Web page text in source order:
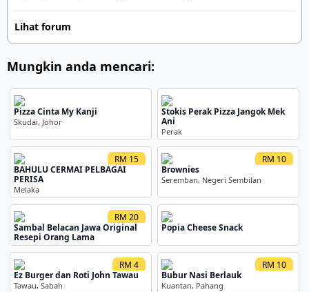
seperti yang saya perlukan. Kemudian saya run iklan di
FB untuk cari staff, baru run FB ADs RM60, berpuluh
Lihat forum
Mungkin anda mencari:
Pizza Cinta My Kanji
Skudai, Johor
Stokis Perak Pizza Jangok Mek
Ani
Perak
RM 15
BAHULU CERMAI PELBAGAI
PERISA
Melaka
RM 10
Brownies
Seremban, Negeri Sembilan
RM 20
Sambal Belacan Jawa Original
Resepi Orang Lama
Popia Cheese Snack
RM 4
Ez Burger dan Roti John Tawau
Tawau, Sabah
RM 10
Bubur Nasi Berlauk
Kuantan, Pahang